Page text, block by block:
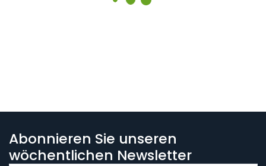
Abonnieren Sie unseren
wöchentlichen Newsletter